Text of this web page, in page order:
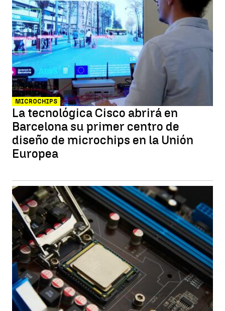
MICROCHIPS
La tecnológica Cisco abrirá en
Barcelona su primer centro de
diseño de microchips en la Unión
Europea